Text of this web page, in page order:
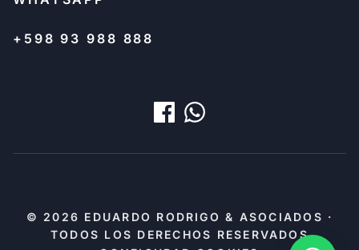
+598 93 988 888
© 2026 EDUARDO RODRIGO & ASOCIADOS ·
TODOS LOS DERECHOS RESERVADOS